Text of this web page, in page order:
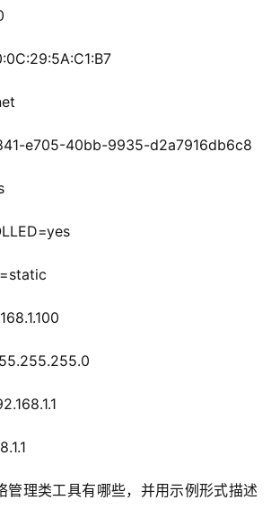
e705-40bb-9935-d2a7916db6c8
管理类工具有哪些，并用示例形式描述